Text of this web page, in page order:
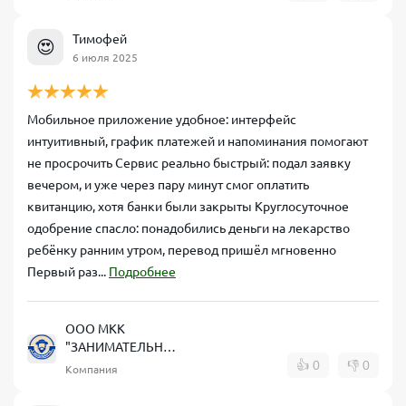
😍 Тимофей
6 июля 2025
Мобильное приложение удобное: интерфейс
интуитивный, график платежей и напоминания помогают
не просрочить Сервис реально быстрый: подал заявку
вечером, и уже через пару минут смог оплатить
квитанцию, хотя банки были закрыты Круглосуточное
одобрение спасло: понадобились деньги на лекарство
ребёнку ранним утром, перевод пришёл мгновенно
Первый раз... Подробнее
ООО МКК
"ЗАНИМАТЕЛЬНЫЕ
ФИНАНСЫ"
Компания 👍 0 👎 0